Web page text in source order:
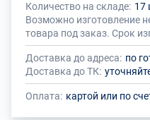
Общее количество данного
упаковки (1 шт.)
На данный товар
размеру минимального
Количество на складе: 17
Возможно изготовление
товара под заказ. Срок
Доставка до адреса: по
Доставка до ТК:
Оплата: картой или по